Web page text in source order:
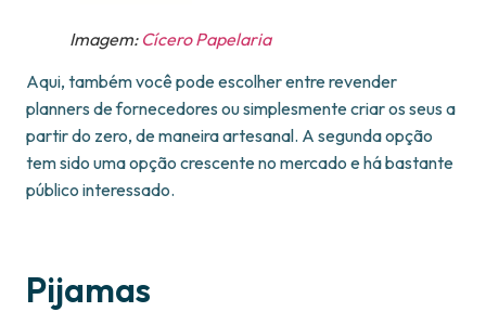
Imagem: Cícero Papelaria
Aqui, também você pode escolher entre revender
planners de fornecedores ou simplesmente criar os seus a
partir do zero, de maneira artesanal. A segunda opção
tem sido uma opção crescente no mercado e há bastante
público interessado.
Pijamas